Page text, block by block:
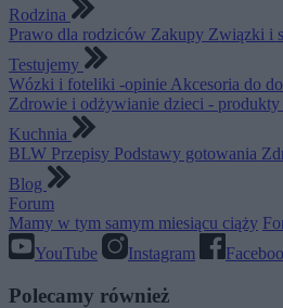
Rodzina
Prawo dla rodziców Zakupy Związki i
Testujemy
Wózki i foteliki -opinie Akcesoria do
Zdrowie i odżywianie dzieci - produkty
Kuchnia
BLW Przepisy Podstawy gotowania
Blog
Forum
Mamy w tym samym miesiącu ciąży
YouTube
Instagram
Polecamy również